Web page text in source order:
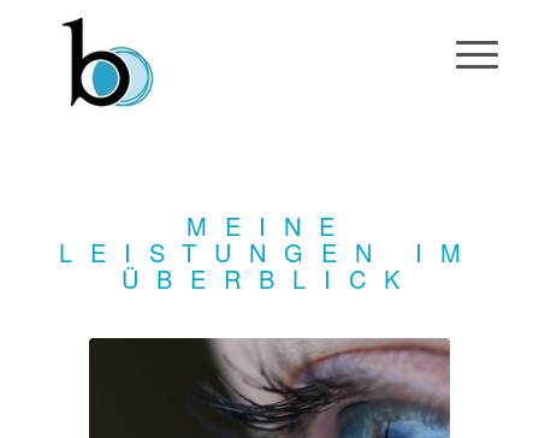
MEINE
LEISTUNGEN IM
ÜBERBLICK